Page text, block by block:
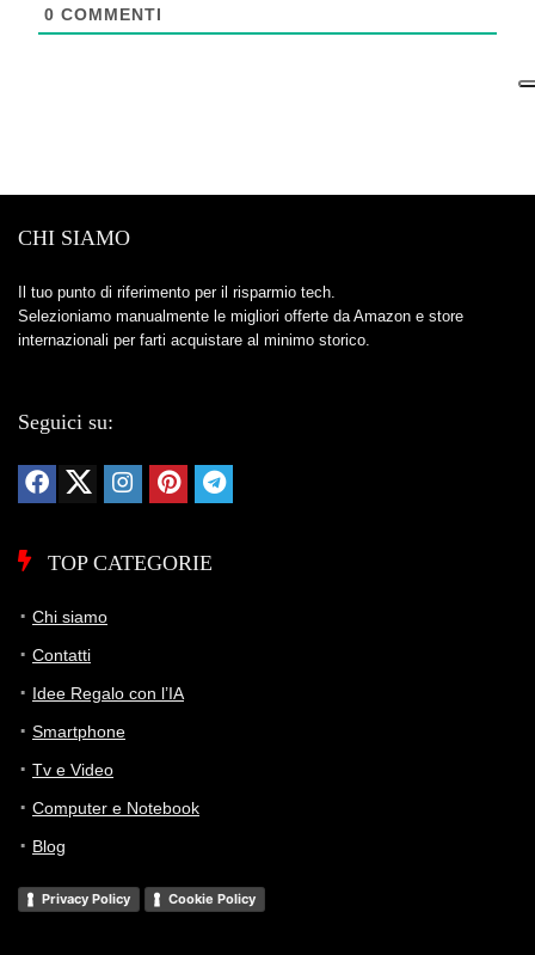
0 COMMENTI
CHI SIAMO
Il tuo punto di riferimento per il risparmio tech.
Selezioniamo manualmente le migliori offerte da Amazon e store
internazionali per farti acquistare al minimo storico.
Seguici su:
TOP CATEGORIE
Chi siamo
Contatti
Idee Regalo con l’IA
Smartphone
Tv e Video
Computer e Notebook
Blog
Privacy Policy Cookie Policy